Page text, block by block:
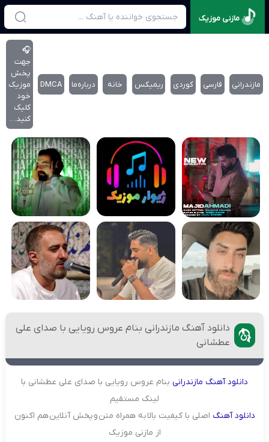
مازنی موزیک
مازندرانی فارسی کوردی ریمیکس خانه درباره‌‌ما DMCA
🎧
جهت
پخش
موزیک
خود
کلیک
کنید…
دانلود آهنگ مازندرانی بنام عروس رویایی با صدای علی
عطشانی
دانلودآهنگ مازندرانی بنام عروس رویایی با صدای علی عطشانی با
لینک مستقیم
دانلودآهنگ اصلی با کیفیت بالا به همراه متن و پخش آنلاین هم اکنون
از مازنی موزیک